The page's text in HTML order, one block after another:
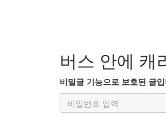
버스 안에 캐
비밀글 기능으로 보호된 글